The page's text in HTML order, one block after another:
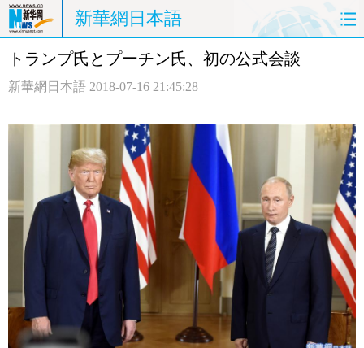
新華網日本語
ホームページ 政治 経済
評論
中日対訳
トランプ氏とプーチン氏、初の公式会談
新華網日本語 2018-07-16 21:45:28